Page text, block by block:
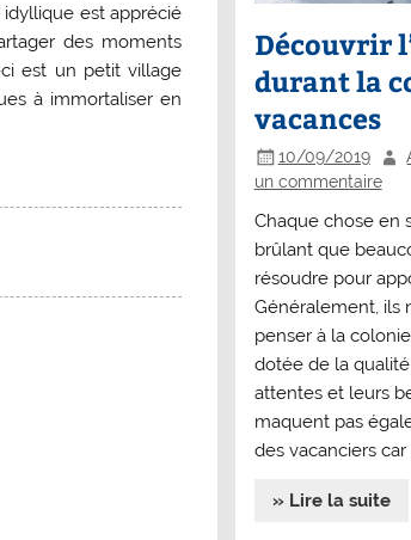
idyllique est apprécié
des moments
est un petit village
à immortaliser en
Découvrir
durant la
vacances
10/09/2019
un commentaire
Chaque chose en
brûlant que
résoudre pour
Généralement, ils
penser à la
dotée de la
attentes et leurs
maquent pas
des vacanciers
» Lire la suite